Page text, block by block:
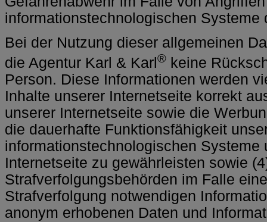
informationstechnologischen Systeme
Bei der Nutzung dieser allgemeinen
die Agentur Karl & Karl ® keine
Person. Diese Informationen werden
Inhalte unserer Internetseite korrekt
unserer Internetseite sowie die
die dauerhafte Funktionsfähigkeit
informationstechnologischen Systeme
Internetseite zu gewährleisten sowie
Strafverfolgungsbehörden im Falle
Strafverfolgung notwendigen
anonym erhobenen Daten und